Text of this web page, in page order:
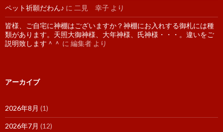
ペット祈願だわん♪ に 二見 幸子 より
皆様、ご自宅に神棚はございますか？神棚にお入れする御札には種
類があります。天照大御神様、大年神様、氏神様・・・。違いをご
説明致します＾＾ に 編集者 より
アーカイブ
2026年8月 (1)
2026年7月 (12)